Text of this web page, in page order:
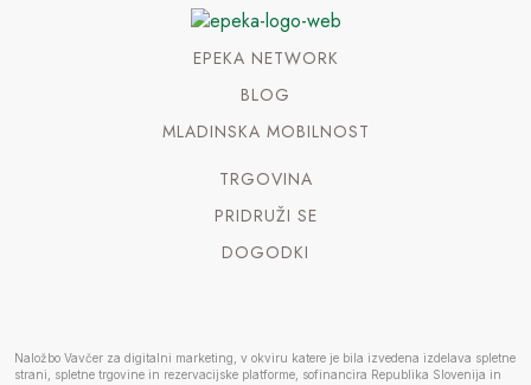
EPEKA NETWORK
BLOG
MLADINSKA MOBILNOST
TRGOVINA
PRIDRUŽI SE
DOGODKI
Naložbo Vavčer za digitalni marketing, v okviru katere je bila izvedena izdelava spletne
strani, spletne trgovine in rezervacijske platforme, sofinancira Republika Slovenija in